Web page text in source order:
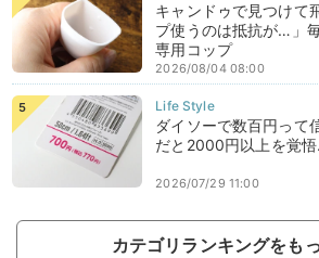
キャンドゥで見つけて
プ使うのは抵抗が…」
専用コップ
2026/08/04 08:00
ダイソーで数百円って
だと2000円以上を覚
2026/07/29 11:00
カテゴリランキングをも